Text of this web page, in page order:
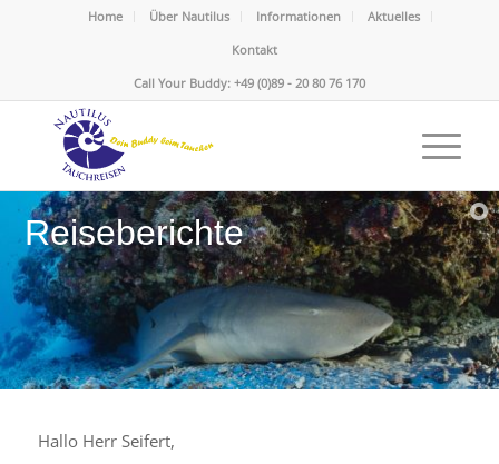
Home Über Nautilus Informationen
Aktuelles
Kontakt
Call Your Buddy: +49 (0)89 - 20 80 76 170
Reiseberichte
Hallo Herr Seifert,